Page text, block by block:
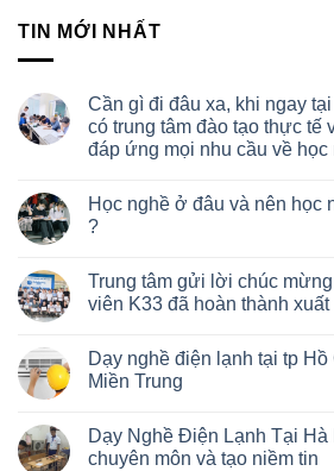
TIN MỚI NHẤT
Cần gì đi đâu xa, khi ngay
có trung tâm đào tạo thực tế
đáp ứng mọi nhu cầu về học
Học nghề ở đâu và nên học
?
Trung tâm gửi lời chúc
viên K33 đã hoàn thành xuất
Dạy nghề điện lạnh tại tp
Miền Trung
Dạy Nghề Điện Lạnh Tại
chuyên môn và tạo niềm tin